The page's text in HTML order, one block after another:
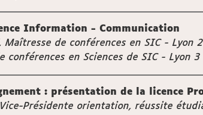
Information - Communication
Maîtresse de conférences en SIC - Lyon 2
conférences en Sciences de SIC - Lyon 3
: présentation de la licence
Présidente orientation, réussite